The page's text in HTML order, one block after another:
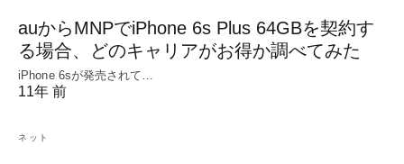
auからMNPでiPhone 6s Plus 64GBを契約す
る場合、どのキャリアがお得か調べてみた
iPhone 6sが発売されて…
11年 前
ネット